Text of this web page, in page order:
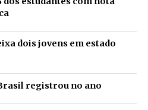
dois jovens em estado
registrou no ano